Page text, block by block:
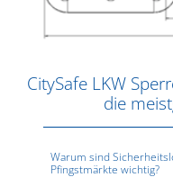
CitySafe LKW
die
Warum sind
Pfingstmärkte wichtig?